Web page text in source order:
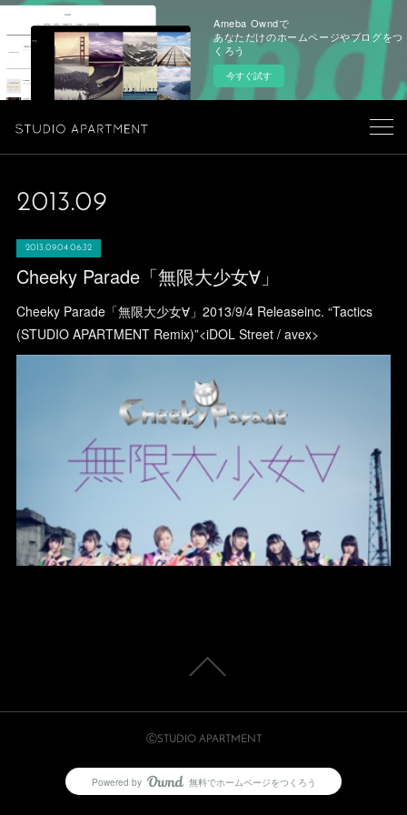
Ameba Owndで
あなただけのホームページやブログをつ
くろう
今すぐ試す
2013.09
2013.09.04 06:32
Cheeky Parade「無限大少女∀」
Cheeky Parade「無限大少女∀」2013/9/4 Releaseinc. “Tactics
(STUDIO APARTMENT Remix)”<iDOL Street / avex>
ⒸSTUDIO APARTMENT
Powered by AmebaOwnd
無料でホームページをつくろう